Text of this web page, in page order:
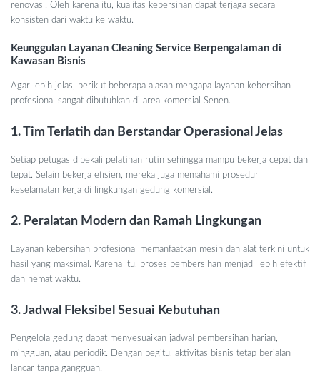
renovasi. Oleh karena itu, kualitas kebersihan dapat terjaga secara
konsisten dari waktu ke waktu.
Keunggulan Layanan Cleaning Service Berpengalaman di
Kawasan Bisnis
Agar lebih jelas, berikut beberapa alasan mengapa layanan kebersihan
profesional sangat dibutuhkan di area komersial Senen.
1. Tim Terlatih dan Berstandar Operasional Jelas
Setiap petugas dibekali pelatihan rutin sehingga mampu bekerja cepat dan
tepat. Selain bekerja efisien, mereka juga memahami prosedur
keselamatan kerja di lingkungan gedung komersial.
2. Peralatan Modern dan Ramah Lingkungan
Layanan kebersihan profesional memanfaatkan mesin dan alat terkini untuk
hasil yang maksimal. Karena itu, proses pembersihan menjadi lebih efektif
dan hemat waktu.
3. Jadwal Fleksibel Sesuai Kebutuhan
Pengelola gedung dapat menyesuaikan jadwal pembersihan harian,
mingguan, atau periodik. Dengan begitu, aktivitas bisnis tetap berjalan
lancar tanpa gangguan.